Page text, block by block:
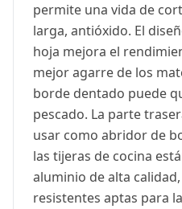
permite una vida de
larga, antióxido. El
hoja mejora el
mejor agarre de los
borde dentado puede
pescado. La parte
usar como abridor de
las tijeras de cocina
aluminio de alta
resistentes aptas para